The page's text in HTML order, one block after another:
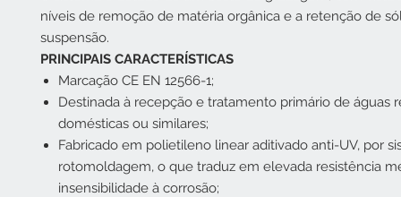
níveis de remoção de matéria orgânica e a retenção de
suspensão.
PRINCIPAIS CARACTERÍSTICAS
Marcação CE EN 12566-1;
Destinada à recepção e tratamento primário de águas
domésticas ou similares;
Fabricado em polietileno linear aditivado anti-UV, por
rotomoldagem, o que traduz em elevada resistência
insensibilidade à corrosão;